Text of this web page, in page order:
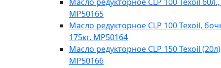
MP50165
Масло редукторное CLP 100 Texoil,
175кг. MP50164
Масло редукторное CLP 150 Texoil (20л)
MP50166